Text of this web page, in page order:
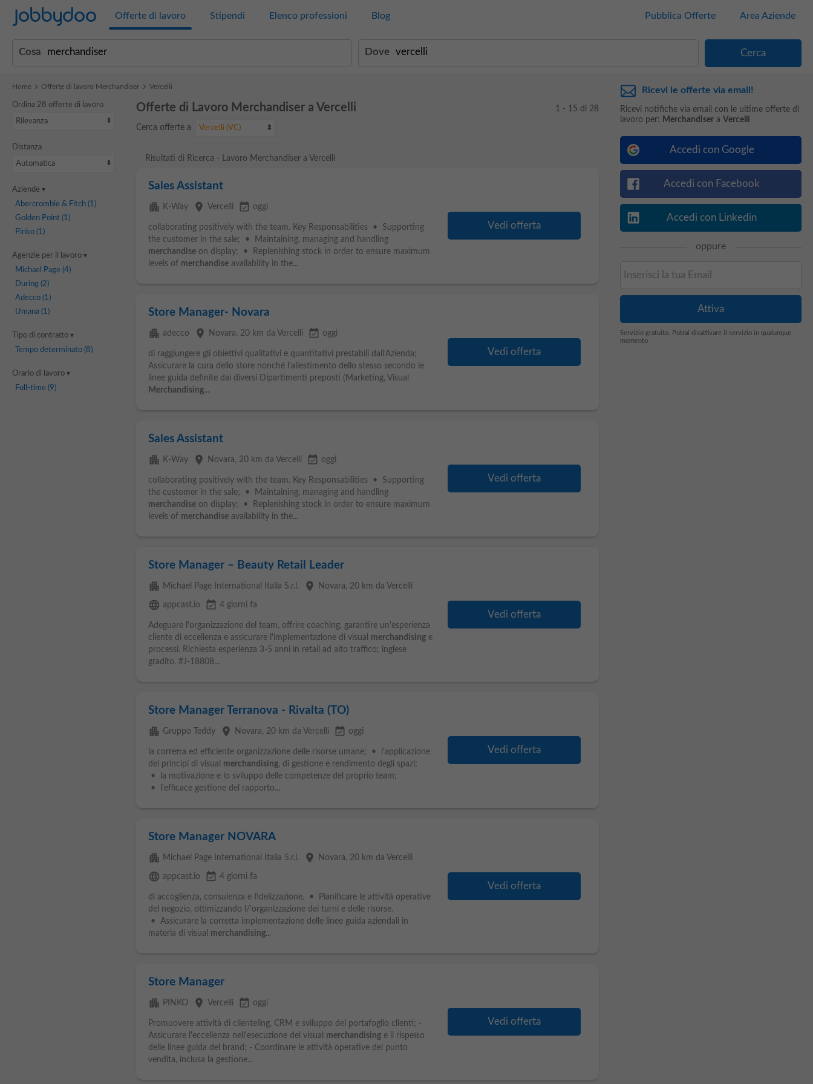
Jobbydoo Offerte di lavoro Stipendi Elenco professioni Blog Pubblica Offerte Area Aziende
Cosa Dove
Home Offerte di lavoro Merchandiser Vercelli
Ordina 28 offerte di lavoro
Rilevanza
Distanza
Automatica
Aziende
Abercrombie & Fitch(1)
Golden Point(1)
Pinko(1)
Agenzie per il lavoro
Michael Page(4)
During(2)
Adecco(1)
Umana(1)
Tipo di contratto
Tempo determinato(8)
Orario di lavoro
Full-time(9)
Offerte di Lavoro Merchandiser a Vercelli
Cerca offerte a Vercelli (VC)
1 - 15 di 28
Risultati di Ricerca - Lavoro Merchandiser a Vercelli
Sales Assistant
apartment K-Way place Vercelli event_available oggi
collaborating positively with the team. Key Responsabilities • Supporting
the customer in the sale; • Maintaining, managing and handling
merchandiseon display; • Replenishing stock in order to ensure maximum
levels of merchandiseavailability in the...
Vedi offerta
Store Manager- Novara
apartment adecco place Novara, 20 km da Vercelli event_available oggi
di raggiungere gli obiettivi qualitativi e quantitativi prestabili dall'Azienda;
Assicurare la cura dello store nonché l'allestimento dello stesso secondo le
linee guida definite dai diversi Dipartimenti preposti (Marketing, Visual
Merchandising...
Vedi offerta
Sales Assistant
apartment K-Way place Novara, 20 km da Vercelli event_available oggi
collaborating positively with the team. Key Responsabilities • Supporting
the customer in the sale; • Maintaining, managing and handling
merchandiseon display; • Replenishing stock in order to ensure maximum
levels of merchandiseavailability in the...
Vedi offerta
Store Manager – Beauty Retail Leader
apartment Michael Page International Italia S.r.l. place Novara, 20 km da Vercelli
language appcast.io event_available 4 giorni fa
Adeguare l'organizzazione del team, offrire coaching, garantire un'esperienza
cliente di eccellenza e assicurare l'implementazione di visual
merchandisinge
processi. Richiesta esperienza 3-5 anni in retail ad alto traffico; inglese
gradito. #J-18808...
Vedi offerta
Store Manager Terranova - Rivalta (TO)
apartment Gruppo Teddy place Novara, 20 km da Vercelli event_available oggi
la corretta ed efficiente organizzazione delle risorse umane; • l'applicazione
dei principi di visual
merchandising, di gestione e rendimento degli spazi;
• la motivazione e lo sviluppo delle competenze del proprio team;
• l'efficace gestione del rapporto...
Vedi offerta
Store Manager NOVARA
apartment Michael Page International Italia S.r.l. place Novara, 20 km da Vercelli
language appcast.io event_available 4 giorni fa
di accoglienza, consulenza e fidelizzazione. • Pianificare le attività operative
del negozio, ottimizzando l/'organizzazione dei turni e delle risorse.
• Assicurare la corretta implementazione delle linee guida aziendali in
materia di visual
merchandising...
Vedi offerta
Store Manager
apartment PINKO place Vercelli event_available oggi
Promuovere attività di clienteling, CRM e sviluppo del portafoglio clienti; -
Assicurare l'eccellenza nell'esecuzione del visual
merchandisinge il rispetto
delle linee guida del brand; - Coordinare le attività operative del punto
vendita, inclusa la gestione...
Vedi offerta
Ricevi le offerte via email!
Ricevi notifiche via email con le ultime offerte di
lavoro per: Merchandisera Vercelli
Accedi con Google
Accedi con Facebook
Accedi con Linkedin
oppure
Servizio gratuito. Potrai disattivare il servizio in qualunque
momento